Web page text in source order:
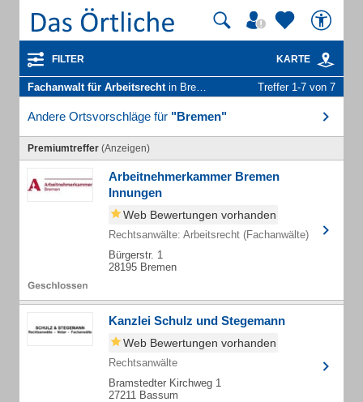
FILTER KARTE
Fachanwalt für Arbeitsrechtin Bremen Treffer 1-7 von 7
Andere Ortsvorschläge für "Bremen"
Premiumtreffer (Anzeigen)
Arbeitnehmerkammer Bremen
Innungen
Web Bewertungen vorhanden
Rechtsanwälte: Arbeitsrecht (Fachanwälte)
Bürgerstr. 1
28195 Bremen
Kanzlei Schulz und Stegemann
Web Bewertungen vorhanden
Rechtsanwälte
Bramstedter Kirchweg 1
27211 Bassum